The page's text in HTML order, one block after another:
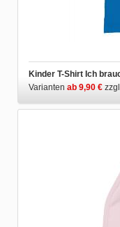
Varianten ab 9,90 € zzgl.